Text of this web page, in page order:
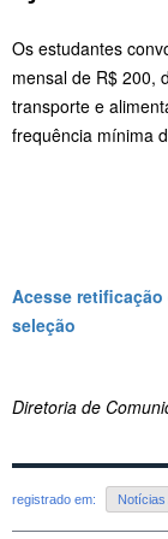
Os estudantes
mensal de R$ 200,
transporte e
frequência mínima
Acesse
seleção
Diretoria de
registrado em: Notícias